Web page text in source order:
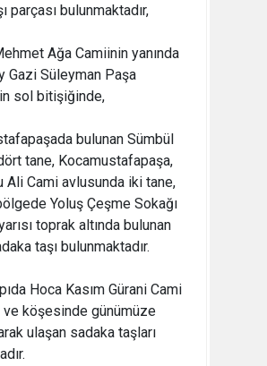
parçası bulunmaktadır,
Ağa Camiinin yanında
Gazi Süleyman Paşa
sol bitişiğinde,
bulunan Sümbül
tane, Kocamustafapaşa,
Ali Cami avlusunda iki tane,
Yoluş Çeşme Sokağı
toprak altında bulunan
taşı bulunmaktadır.
Hoca Kasım Gürani Cami
ve köşesinde günümüze
ulaşan sadaka taşları